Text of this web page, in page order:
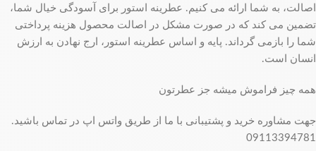
اصالت، به شما ارائه می کنیم. عطرینه استور برای آسودگی خیال شما،
تضمین می کند که در صورت مشکل در اصالت محصول هزینه پرداختی
شما را بازمی گرداند. پایه و اساس عطرینه استور، ارج نهادن به ارزش
انسان است.
همه چیز فراموش میشه جز عطرتون
جهت مشاوره خرید و پشتیبانی با ما از طریق واتس اپ در تماس باشید.
09113394781